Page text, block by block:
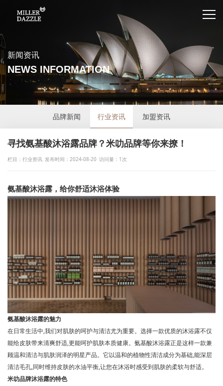
新闻资讯
NEWS INFORMATION
品牌新闻 行业资讯 加盟资讯
寻找氨基酸沐浴露品牌？米叻品牌等你来撩！
栏目：行业资讯 发布时间：2024-08-20 访问量：1次
氨基酸沐浴露，给你舒适沐浴体验
氨基酸沐浴露的魅力
在日常生活中,我们对肌肤的呵护与清洁尤为重要。选择一款优质的沐浴露不仅
能给皮肤带来清爽舒适,更能呵护肌肤本质健康。氨基酸沐浴露正是这样一款兼
顾温和清洁与肌肤润泽的明星产品。它以温和的植物性清洁成分为基础,能深层
清洁毛孔,同时维持皮肤的水油平衡,让您在沐浴时感受到肌肤的柔软与舒适。
米叻品牌沐浴露的特色